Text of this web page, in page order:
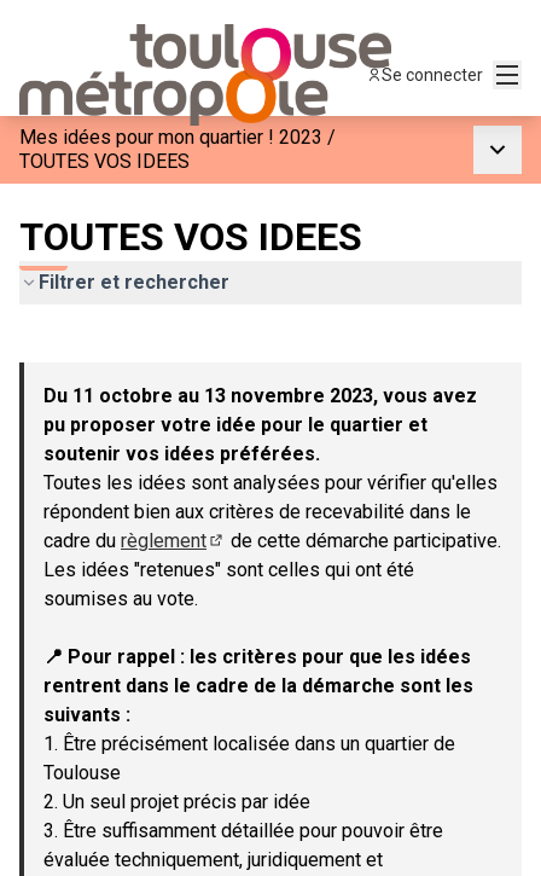
Se connecter
Mes idées pour mon quartier ! 2023 /
TOUTES VOS IDEES
TOUTES VOS IDEES
Filtrer et rechercher
−
Du 11 octobre au 13 novembre 2023, vous avez
pu proposer votre idée pour le quartier et
soutenir vos idées préférées.
Toutes les idées sont analysées pour vérifier qu'elles
répondent bien aux critères de recevabilité dans le
cadre du règlement
(Lien externe)
de cette démarche participative.
Les idées "retenues" sont celles qui ont été
soumises au vote.
📍 Pour rappel : les critères pour que les idées
rentrent dans le cadre de la démarche sont les
suivants :
1. Être précisément localisée dans un quartier de
Toulouse
2. Un seul projet précis par idée
3. Être suffisamment détaillée pour pouvoir être
évaluée techniquement, juridiquement et